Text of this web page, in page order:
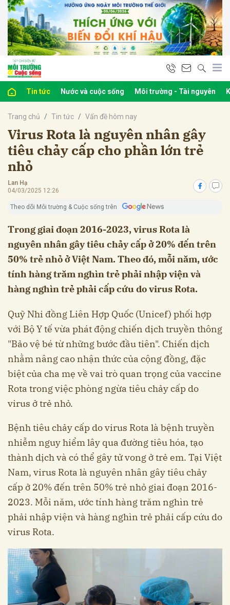
Tin tức Nước và cuộc sống Môi trường - Tài nguyên
Trang chủ Tin tức Vấn đề hôm nay
Virus Rota là nguyên nhân gây
tiêu chảy cấp cho phần lớn trẻ
nhỏ
Lan Hạ
04/03/2025 12:26
Theo dõi Môi trường & Cuộc sống trên
Trong giai đoạn 2016-2023, virus Rota là
nguyên nhân gây tiêu chảy cấp ở 20% đến trên
50% trẻ nhỏ ở Việt Nam. Theo đó, mỗi năm, ước
tính hàng trăm nghìn trẻ phải nhập viện và
hàng nghìn trẻ phải cấp cứu do virus Rota.
Quỹ Nhi đồng Liên Hợp Quốc (Unicef) phối hợp
với Bộ Y tế vừa phát động chiến dịch truyền thông
"Bảo vệ bé từ những bước đầu tiên". Chiến dịch
nhằm nâng cao nhận thức của cộng đồng, đặc
biệt của cha mẹ về vai trò quan trọng của vaccine
Rota trong việc phòng ngừa tiêu chảy cấp do
virus ở trẻ nhỏ.
Bệnh tiêu chảy cấp do virus Rota là bệnh truyền
nhiễm nguy hiểm lây qua đường tiêu hóa, tạo
thành dịch và có thể gây tử vong ở trẻ em. Tại Việt
Nam, virus Rota là nguyên nhân gây tiêu chảy
cấp ở 20% đến trên 50% trẻ nhỏ giai đoạn 2016-
2023. Mỗi năm, ước tính hàng trăm nghìn trẻ
phải nhập viện và hàng nghìn trẻ phải cấp cứu do
virus Rota.
luận